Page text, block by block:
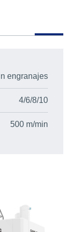
engranajes
4/6/8/10
500 m/min